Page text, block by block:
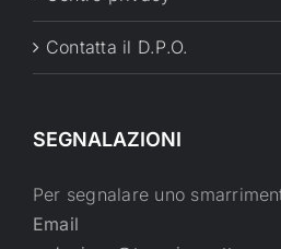
Contatta il D.P.O.
SEGNALAZIONI
Per segnalare uno
Email